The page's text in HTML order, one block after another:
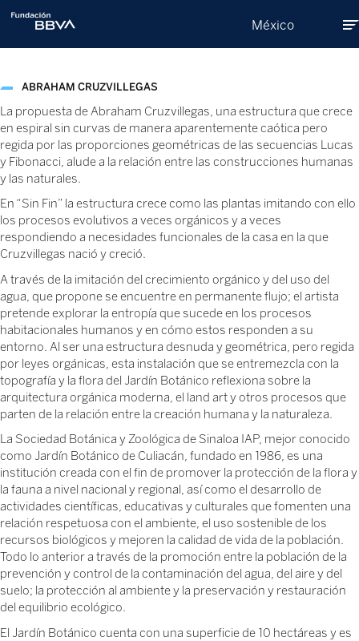
México
Programas
Donativos
Compromiso social
Quiero Donar
Becas Leonardo
Venezuela nos necesita
ABRAHAM CRUZVILLEGAS
La propuesta de Abraham Cruzvillegas, una estructura que crece
en espiral sin curvas de manera aparentemente caótica pero
regida por las proporciones geométricas de las secuencias Lucas
y Fibonacci, alude a la relación entre las construcciones humanas
y las naturales.
En “Sin Fin” la estructura crece como las plantas imitando con ello
los procesos evolutivos a veces orgánicos y a veces
respondiendo a necesidades funcionales de la casa en la que
Cruzvillegas nació y creció.
A través de la imitación del crecimiento orgánico y del uso del
agua, que propone se encuentre en permanente flujo; el artista
pretende explorar la entropía que sucede en los procesos
habitacionales humanos y en cómo estos responden a su
entorno. Al ser una estructura desnuda y geométrica, pero regida
por leyes orgánicas, esta instalación que se entremezcla con la
topografía y la flora del Jardín Botánico reflexiona sobre la
arquitectura orgánica moderna, el land art y otros procesos que
parten de la relación entre la creación humana y la naturaleza.
La Sociedad Botánica y Zoológica de Sinaloa IAP, mejor conocido
como Jardín Botánico de Culiacán, fundado en 1986, es una
institución creada con el fin de promover la protección de la flora y
la fauna a nivel nacional y regional, así como el desarrollo de
actividades científicas, educativas y culturales que fomenten una
relación respetuosa con el ambiente, el uso sostenible de los
recursos biológicos y mejoren la calidad de vida de la población.
Todo lo anterior a través de la promoción entre la población de la
prevención y control de la contaminación del agua, del aire y del
suelo; la protección al ambiente y la preservación y restauración
del equilibrio ecológico.
El Jardín Botánico cuenta con una superficie de 10 hectáreas y es